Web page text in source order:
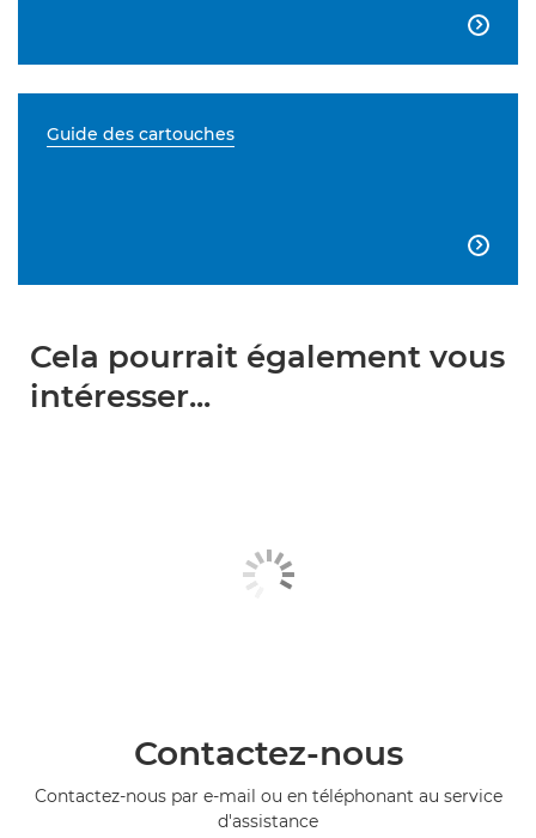

Guide des cartouches

Cela pourrait également vous
intéresser...
Contactez-nous
Contactez-nous par e-mail ou en téléphonant au service
d'assistance